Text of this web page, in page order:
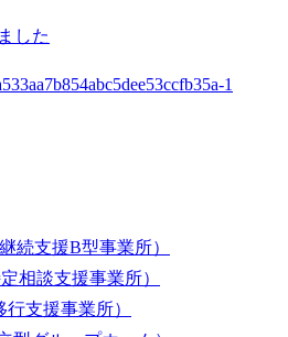
した
継続支援B型事業所）
定相談支援事業所）
行支援事業所）